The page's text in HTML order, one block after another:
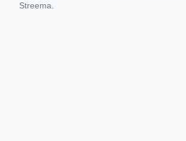
Streema.